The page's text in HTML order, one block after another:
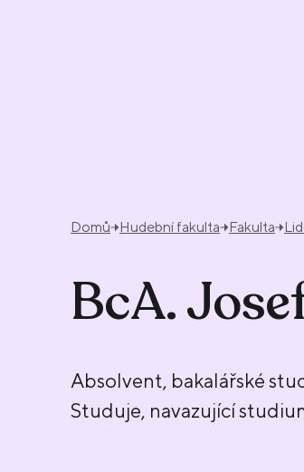
Domů Hudební fakulta Fakulta
BcA.
Absolvent, bakalářské
Studuje, navazující